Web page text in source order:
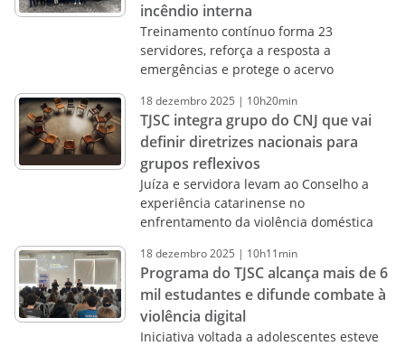
incêndio interna
Treinamento contínuo forma 23
servidores, reforça a resposta a
emergências e protege o acervo
18dezembro2025 | 10h20min
TJSC integra grupo do CNJ que vai
definir diretrizes nacionais para
grupos reflexivos
Juíza e servidora levam ao Conselho a
experiência catarinense no
enfrentamento da violência doméstica
18dezembro2025 | 10h11min
Programa do TJSC alcança mais de 6
mil estudantes e difunde combate à
violência digital
Iniciativa voltada a adolescentes esteve